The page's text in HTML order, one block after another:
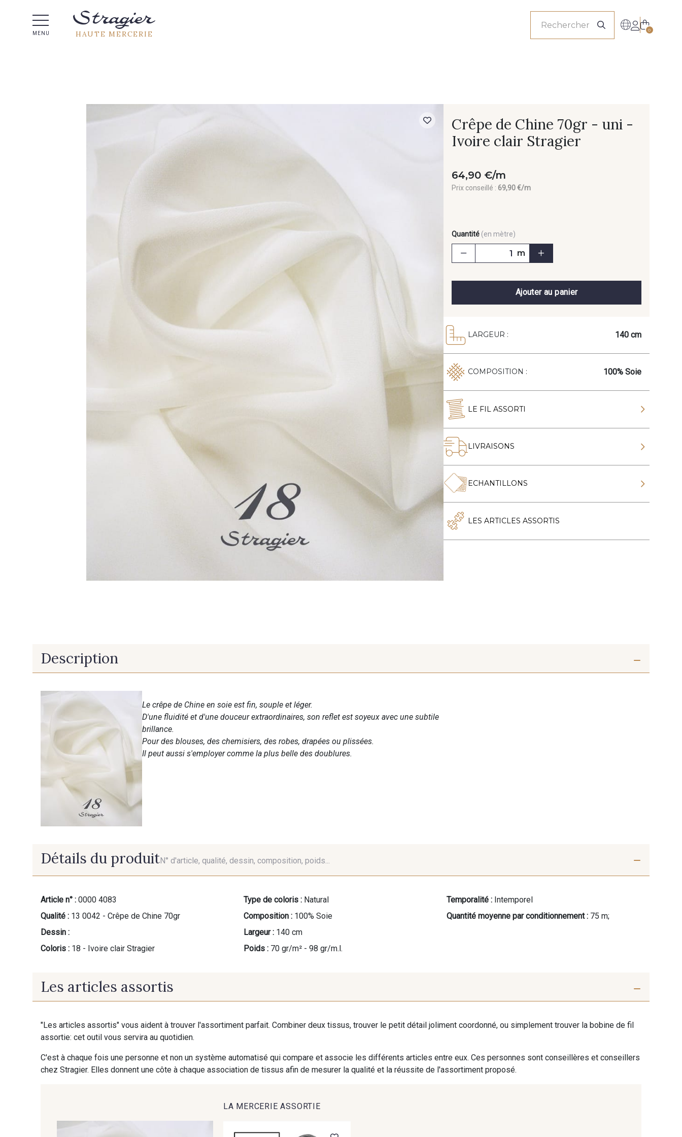
MENU HAUTE MERCERIE 0
Crêpe de Chine 70gr - uni -
Ivoire clair Stragier
64,90 €/m
Prix conseillé : 69,90 €/m
Quantité (en mètre)
m
Ajouter au panier
LARGEUR : 140 cm
COMPOSITION : 100% Soie
LE FIL ASSORTI
LIVRAISONS
ECHANTILLONS
LES ARTICLES ASSORTIS
Description
Le crêpe de Chine en soie est fin, souple et léger.
D'une fluidité et d'une douceur extraordinaires, son reflet est soyeux avec une subtile
brillance.
Pour des blouses, des chemisiers, des robes, drapées ou plissées.
Il peut aussi s'employer comme la plus belle des doublures.
Détails du produitN° d'article, qualité, dessin, composition, poids...
Article n° : 0000 4083
Qualité : 13 0042 - Crêpe de Chine 70gr
Dessin :
Coloris : 18 - Ivoire clair Stragier
Type de coloris : Natural
Composition : 100% Soie
Largeur : 140 cm
Poids : 70 gr/m² - 98 gr/m.l.
Temporalité : Intemporel
Quantité moyenne par conditionnement : 75 m;
Les articles assortis
"Les articles assortis" vous aident à trouver l'assortiment parfait. Combiner deux tissus, trouver le petit détail joliment coordonné, ou simplement trouver la bobine de fil
assortie: cet outil vous servira au quotidien.
C'est à chaque fois une personne et non un système automatisé qui compare et associe les différents articles entre eux. Ces personnes sont conseillères et conseillers
chez Stragier. Elles donnent une côte à chaque association de tissus afin de mesurer la qualité et la réussite de l'assortiment proposé.
LA MERCERIE ASSORTIE